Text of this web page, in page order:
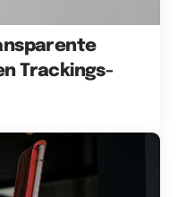
Trackings-